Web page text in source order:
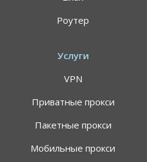
Роутер
Услуги
VPN
Приватные прокси
Пакетные прокси
Мобильные прокси